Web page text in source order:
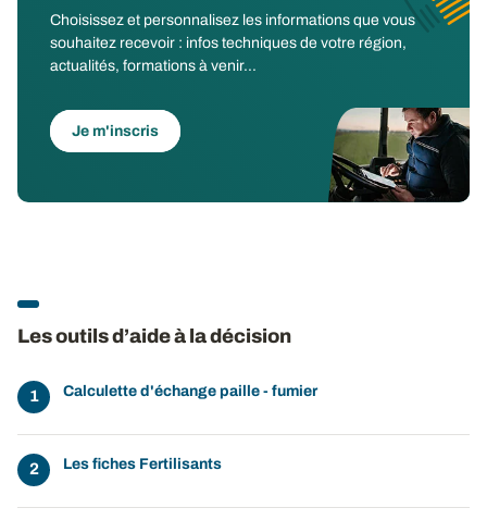
Choisissez et personnalisez les informations que vous
souhaitez recevoir : infos techniques de votre région,
actualités, formations à venir...
Je m'inscris
Les outils d’aide à la décision
Calculette d'échange paille - fumier
Les fiches Fertilisants